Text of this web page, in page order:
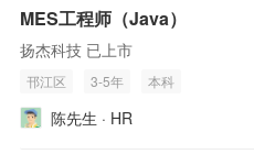
MES工程师（Java）
扬杰科技 已上市
邗江区 3-5年 本科
陈先生 · HR